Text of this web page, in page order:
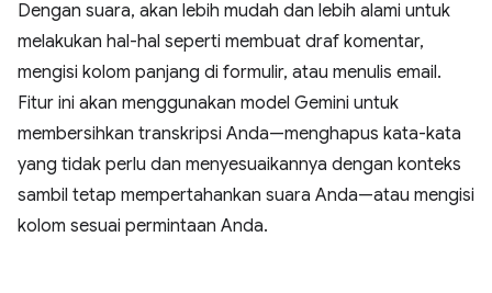
Dengan suara, akan lebih mudah dan lebih alami untuk
melakukan hal-hal seperti membuat draf komentar,
mengisi kolom panjang di formulir, atau menulis email.
Fitur ini akan menggunakan model Gemini untuk
membersihkan transkripsi Anda—menghapus kata-kata
yang tidak perlu dan menyesuaikannya dengan konteks
sambil tetap mempertahankan suara Anda—atau mengisi
kolom sesuai permintaan Anda.